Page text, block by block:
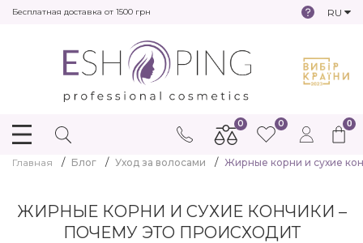
Бесплатная доставка от 1500 грн RU
0
0 0
Главная Блог Уход за волосами Жирные корни и сухие
ЖИРНЫЕ КОРНИ И СУХИЕ КОНЧИКИ –
ПОЧЕМУ ЭТО ПРОИСХОДИТ